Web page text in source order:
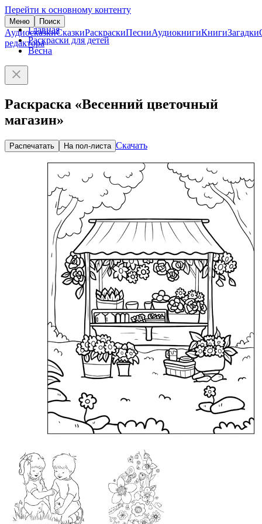
Перейти к основному контенту
Меню Поиск
АудиосказкиСказкиРаскраскиПесниАудиокнигиКнигиЗагадки
редактора
Главная
Раскраски для детей
Весна
Раскраска «Весенний цветочный
магазин»
Распечатать На пол-листа Скачать